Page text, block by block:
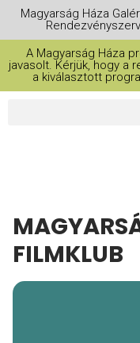
Magyarság Háza
A Magyarság Háza
javasolt. Kérjük, hogy a
a kiválasztott
FILMKLUB